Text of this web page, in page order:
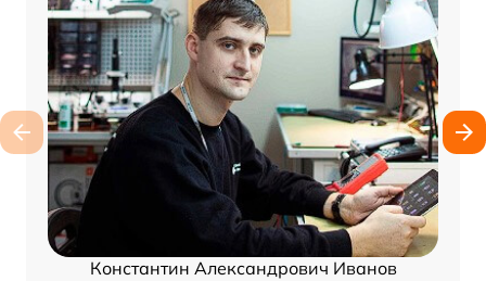
Константин Александрович Иванов